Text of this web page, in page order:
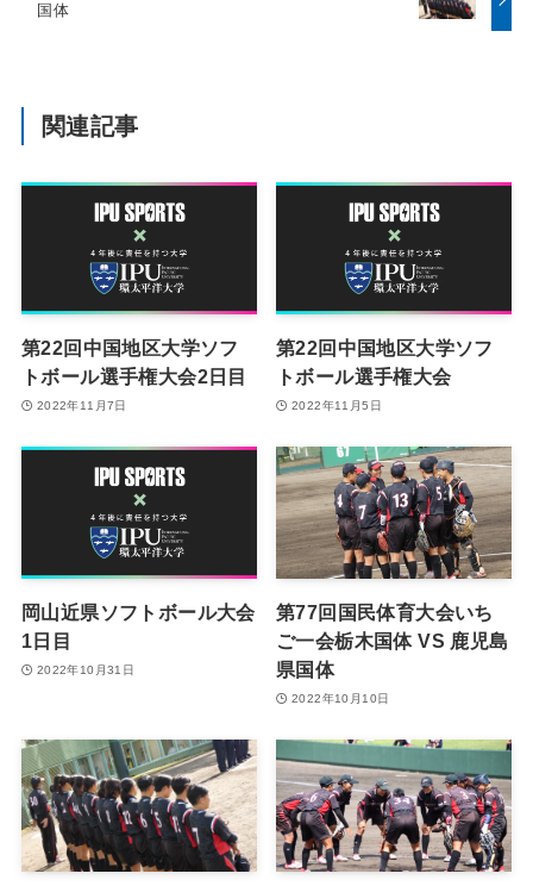
国体
関連記事
第22回中国地区大学ソフ
トボール選手権大会2日目
2022年11月7日
第22回中国地区大学ソフ
トボール選手権大会
2022年11月5日
岡山近県ソフトボール大会
1日目
2022年10月31日
第77回国民体育大会いち
ご一会栃木国体 VS 鹿児島
県国体
2022年10月10日